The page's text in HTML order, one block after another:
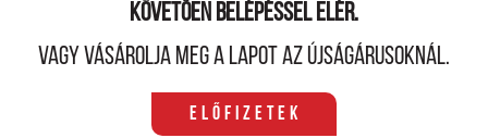
követően belépéssel elér.
Vagy vásárolja meg a lapot az újságárusoknál.
Előfizetek